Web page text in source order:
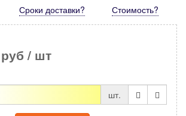
Сроки доставки? Стоимость?
/ шт
шт.